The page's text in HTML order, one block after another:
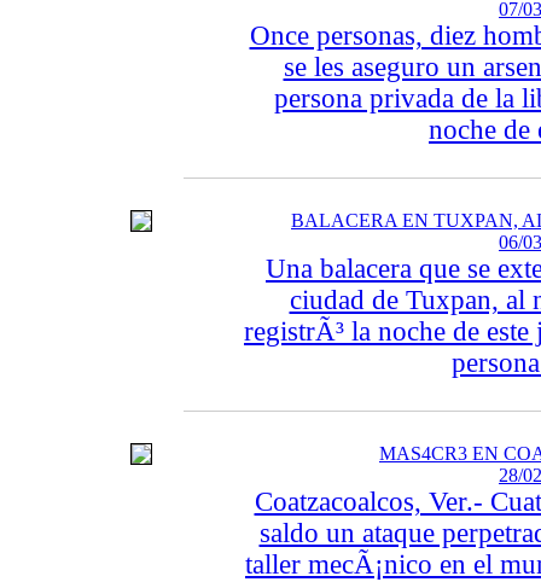
07/
Once personas, diez
se les aseguro un
persona privada de la
noche de
BALACERA EN TUXPAN,
06/
Una balacera que se
ciudad de Tuxpan, al
registrÃ³ la noche de
MAS4CR3 EN
28/
Coatzacoalcos, Ver.-
saldo un ataque
taller mecÃ¡nico en el